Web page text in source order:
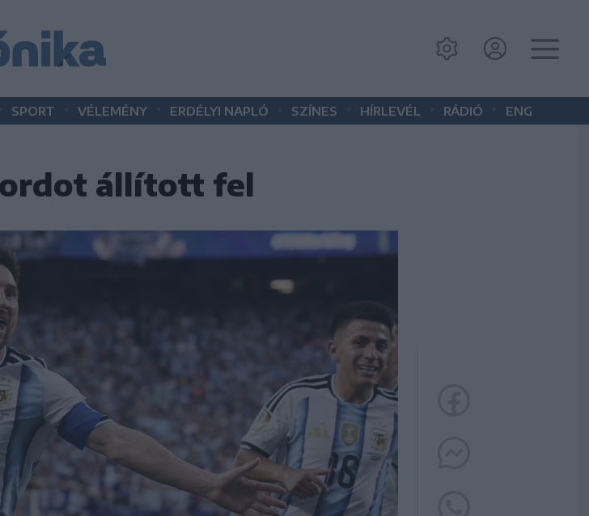
SPORT VÉLEMÉNY ERDÉLYI NAPLÓ SZÍNES HÍRLEVÉL RÁDIÓ ENG
állított fel